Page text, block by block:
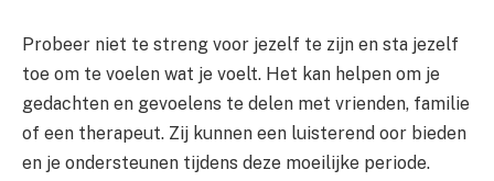
Probeer niet te streng voor jezelf te zijn en sta jezelf
toe om te voelen wat je voelt. Het kan helpen om je
gedachten en gevoelens te delen met vrienden, familie
of een therapeut. Zij kunnen een luisterend oor bieden
en je ondersteunen tijdens deze moeilijke periode.